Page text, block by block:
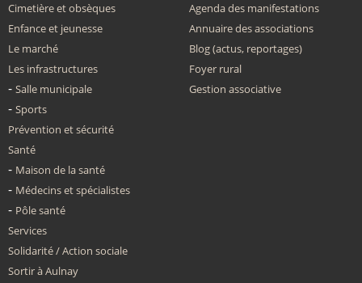
Cimetière et obsèques
Enfance et jeunesse
Le marché
Les infrastructures
Salle municipale
Sports
Prévention et sécurité
Santé
Maison de la santé
Médecins et spécialistes
Pôle santé
Services
Solidarité / Action sociale
Sortir à Aulnay
Agenda des manifestations
Annuaire des associations
Blog (actus, reportages)
Foyer rural
Gestion associative